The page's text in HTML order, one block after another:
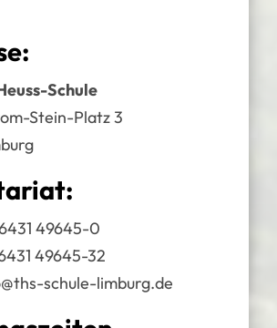
Schule
Stein-Platz 3
49645-0
49645-32
schule-limburg.de